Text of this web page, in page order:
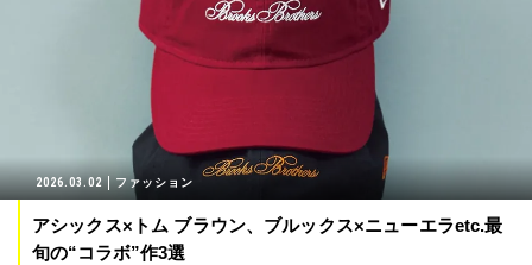
2026.03.02 ファッション
アシックス×トム ブラウン、ブルックス×ニューエラetc.最
旬の“コラボ”作3選